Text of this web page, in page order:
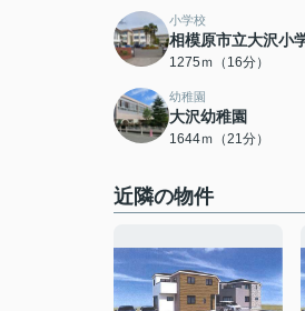
小学校
相模原市立大沢小
1275ｍ（16分）
幼稚園
大沢幼稚園
1644ｍ（21分）
近隣の物件